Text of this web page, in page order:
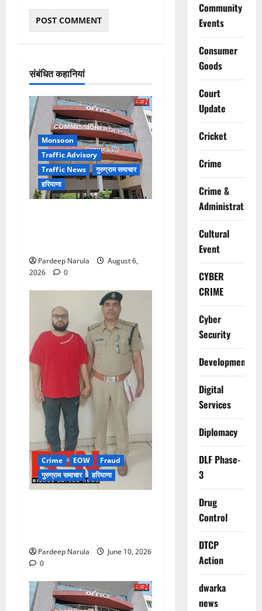
संबंधित कहानियां
Monsoon
Traffic Advisory
Traffic News
गुरुग्राम समाचार
हरियाणा
Pardeep Narula
August 6,
2026
0
Crime EOW
Fraud
गुरुग्राम समाचार
हरियाणा
Pardeep Narula
June 10, 2026
0
Community
Events
Consumer
Goods
Court
Update
Cricket
Crime
Crime &
Administration
Cultural
Event
CYBER
CRIME
Cyber
Security
Development
Digital
Services
Diplomacy
DLF Phase-
3
Drug
Control
DTCP
Action
dwarka
news